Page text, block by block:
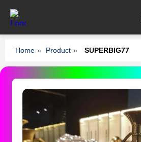
Home » Product » SUPERBIG77